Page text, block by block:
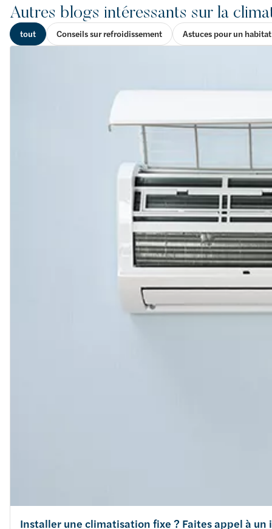
Autres blogs intéressants sur la
tout Conseils sur refroidissement Astuces pour un
Installer une climatisation fixe ? Faites appel à